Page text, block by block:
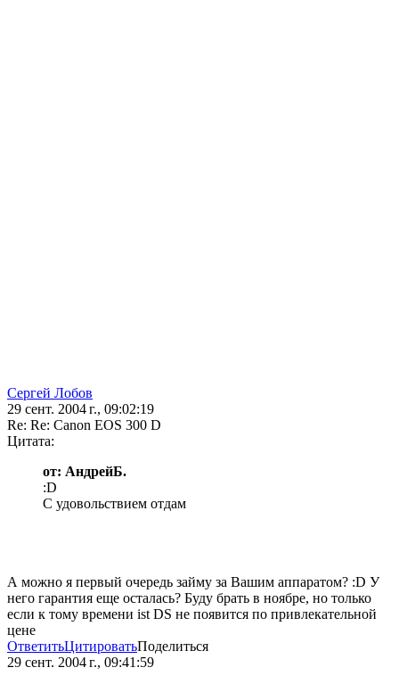
Сергей Лобов
29 сент. 2004 г., 09:02:19
Re: Re: Canon EOS 300 D
Цитата:
от: АндрейБ.
:D
С удовольствием отдам
А можно я первый очередь займу за Вашим аппаратом? :D У
него гарантия еще осталась? Буду брать в ноябре, но только
если к тому времени ist DS не появится по привлекательной
цене
ОтветитьЦитироватьПоделиться
29 сент. 2004 г., 09:41:59